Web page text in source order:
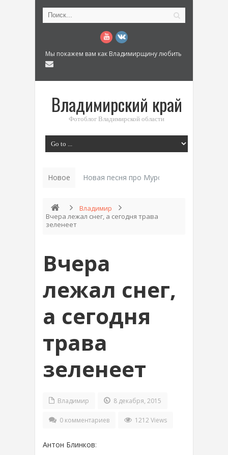
Мы покажем вам как Владимирщину любить
Владимирский край
Фотоблог Владимирской области
Новое Новая песня про Муром: «Былинный
Владимир
Вчера лежал снег, а сегодня трава
зеленеет
Вчера
лежал снег,
а сегодня
трава
зеленеет
Владимир 8 декабря, 2015
0 комментариев 1212 Views
Антон Блинков: